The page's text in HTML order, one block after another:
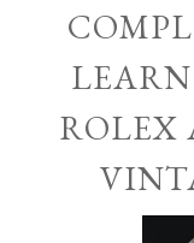
ROLEX